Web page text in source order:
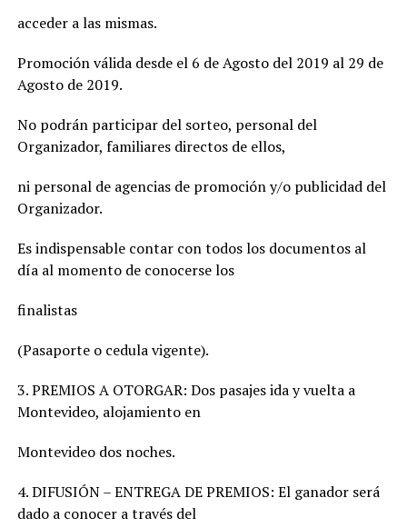
acceder a las mismas.
Promoción válida desde el 6 de Agosto del 2019 al 29 de
Agosto de 2019.
No podrán participar del sorteo, personal del
Organizador, familiares directos de ellos,
ni personal de agencias de promoción y/o publicidad del
Organizador.
Es indispensable contar con todos los documentos al
día al momento de conocerse los
finalistas
(Pasaporte o cedula vigente).
3. PREMIOS A OTORGAR: Dos pasajes ida y vuelta a
Montevideo, alojamiento en
Montevideo dos noches.
4. DIFUSIÓN – ENTREGA DE PREMIOS: El ganador será
dado a conocer a través del